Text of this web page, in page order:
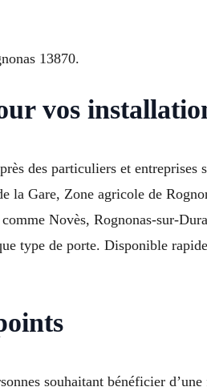
13870.
vos
des particuliers et entreprises
Gare, Zone agricole de
Novès, Rognonas-sur-
type de porte. Disponible
souhaitant bénéficier